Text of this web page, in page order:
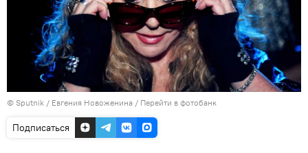
© Sputnik / Евгения Новоженина / Перейти в фотобанк
Подписаться